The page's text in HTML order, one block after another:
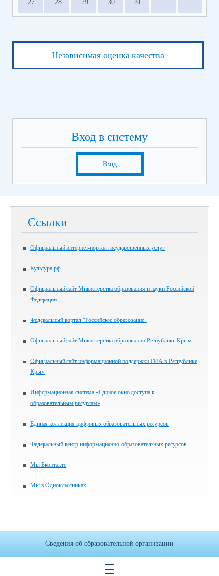
27 28 29 30 31
Независимая оценка качества
Вход в систему
Вход
Ссылки
Официальный интернет-портал государственных услуг
Культура.рф
Официальный сайт Министерства образования и науки Российской
Федерации
Федеральный портал "Российское образование"
Официальный сайт Министерства образования Республики Крым
Официальный сайт информационной поддержки ГИА в Республике
Крым
Информационная система «Единое окно доступа к
образовательным ресурсам»
Единая коллекция цифровых образовательных ресурсов
Федеральный центр информационно-образовательных ресурсов
Мы Вконтакте
Мы в Одноклассниках
Сведения об образовательной организации